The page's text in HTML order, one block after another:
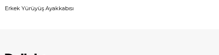
Erkek Yürüyüş Ayakkabısı